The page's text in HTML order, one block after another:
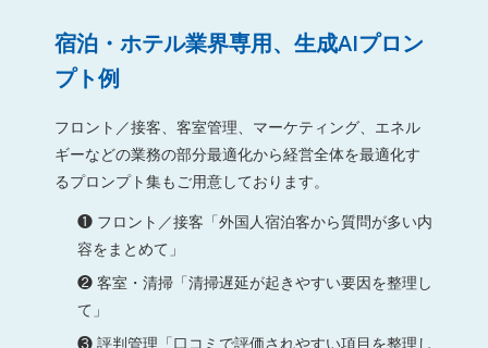
宿泊・ホテル業界専用、生成AIプロン
プト例
フロント／接客、客室管理、マーケティング、エネル
ギーなどの業務の部分最適化から経営全体を最適化す
るプロンプト集もご用意しております。
❶ フロント／接客「外国人宿泊客から質問が多い内
容をまとめて」
❷ 客室・清掃「清掃遅延が起きやすい要因を整理し
て」
❸ 評判管理「口コミで評価されやすい項目を整理し